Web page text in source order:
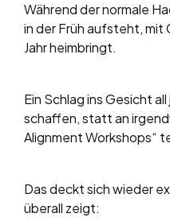
Während der normale
in der Früh aufsteht, mit
Jahr heimbringt.
Ein Schlag ins Gesicht
schaffen, statt an
Alignment Workshops“
Das deckt sich wieder
überall zeigt: